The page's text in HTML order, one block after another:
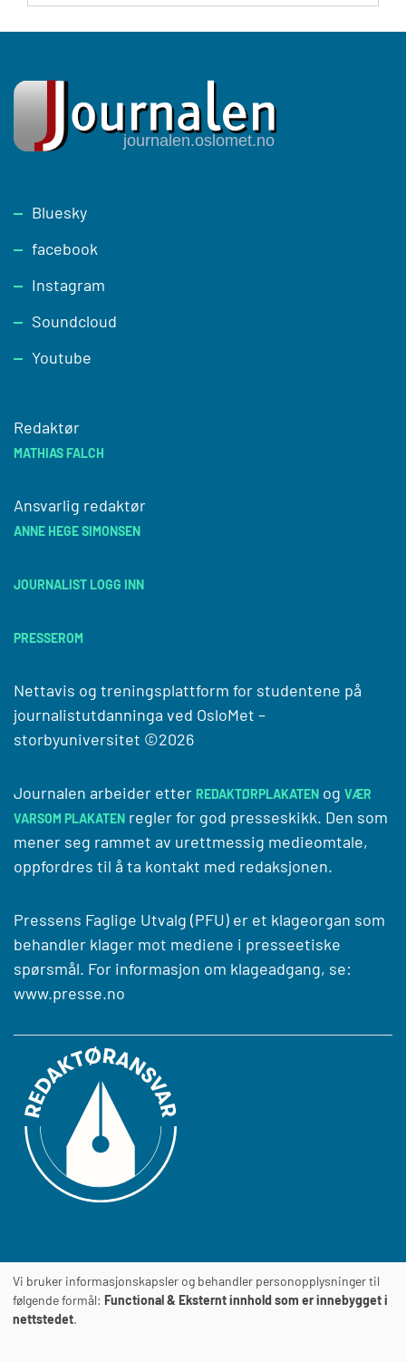
Footer
Bluesky
facebook
Instagram
Soundcloud
Youtube
Redaktør
MATHIAS FALCH
Ansvarlig redaktør
ANNE HEGE SIMONSEN
JOURNALIST LOGG INN
PRESSEROM
Nettavis og treningsplattform for studentene på
journalistutdanninga ved OsloMet –
storbyuniversitet ©2026
Journalen arbeider etter REDAKTØRPLAKATEN og VÆR
VARSOM PLAKATEN regler for god presseskikk. Den som
mener seg rammet av urettmessig medieomtale,
oppfordres til å ta kontakt med redaksjonen.
Pressens Faglige Utvalg (PFU) er et klageorgan som
behandler klager mot mediene i presseetiske
spørsmål. For informasjon om klageadgang, se:
www.presse.no
JournalensTILGJENGELIGHETSERKLÆRING
Vi bruker informasjonskapsler og behandler personopplysninger til
følgende formål: Functional & Eksternt innhold som er innebygget i
nettstedet.